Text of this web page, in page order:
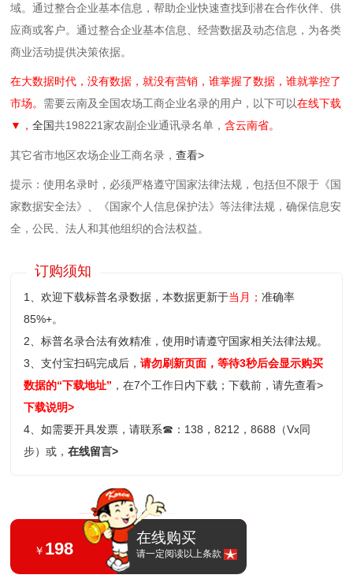
域。通过整合企业基本信息，帮助企业快速查找到潜在合作伙伴、供
应商或客户。通过整合企业基本信息、经营数据及动态信息，为各类
商业活动提供决策依据。
在大数据时代，没有数据，就没有营销，谁掌握了数据，谁就掌控了
市场。 需要云南及全国农场工商企业名录的用户，以下可以在线下载
▼，全国共198221家农副企业通讯录名单，含云南省。
其它省市地区农场企业工商名录，查看>
提示：使用名录时，必须严格遵守国家法律法规，包括但不限于《国
家数据安全法》、《国家个人信息保护法》等‌法律法规，确保信息安
全，公民、法人和其他组织的合法权益。
订购须知
1、欢迎下载标普名录数据，本数据更新于当月；准确率
85%+。
2、标普名录合法有效精准，使用时请遵守国家相关法律法规。
3、支付宝扫码完成后，请勿刷新页面，等待3秒后会显示购买
数据的“下载地址” ，在7个工作日内下载；下载前，请先查看>
下载说明>
4、如需要开具发票，请联系☎ ：138，8212，8688（Vx同
步）或，在线留言>
￥ 198
在线购买
请一定阅读以上条款